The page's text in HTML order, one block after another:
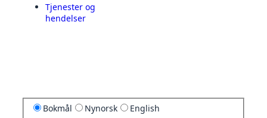
Tjenester og
hendelser
Bokmål Nynorsk English